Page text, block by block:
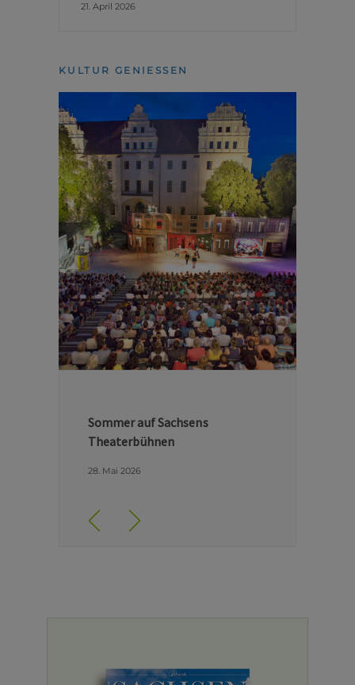
21. April 2026
KULTUR GENIESSEN
Hinter den Kulissen der Dresdner
Semperoper
29. April 2026